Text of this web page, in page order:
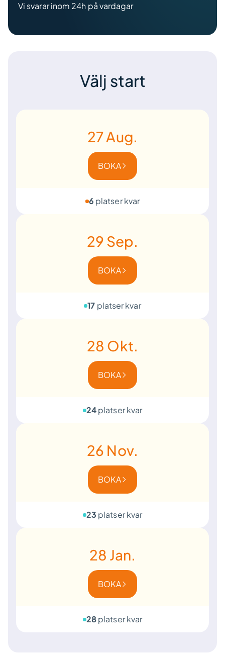
Vi svarar inom 24h på vardagar
Välj start
27Aug.
BOKA
6 platser kvar
29 Sep.
BOKA
17 platser kvar
28 Okt.
BOKA
24platser kvar
26 Nov.
BOKA
23 platser kvar
28 Jan.
BOKA
28platser kvar